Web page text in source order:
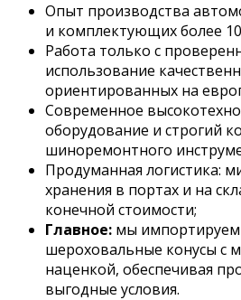
Опыт производства
и комплектующих более
Работа только с
использование
ориентированных на
Современное
оборудование и строгий
шиноремонтного
Продуманная логистика:
хранения в портах и на
конечной стоимости;
Главное: мы
шероховальные конусы с
наценкой, обеспечивая
выгодные условия.